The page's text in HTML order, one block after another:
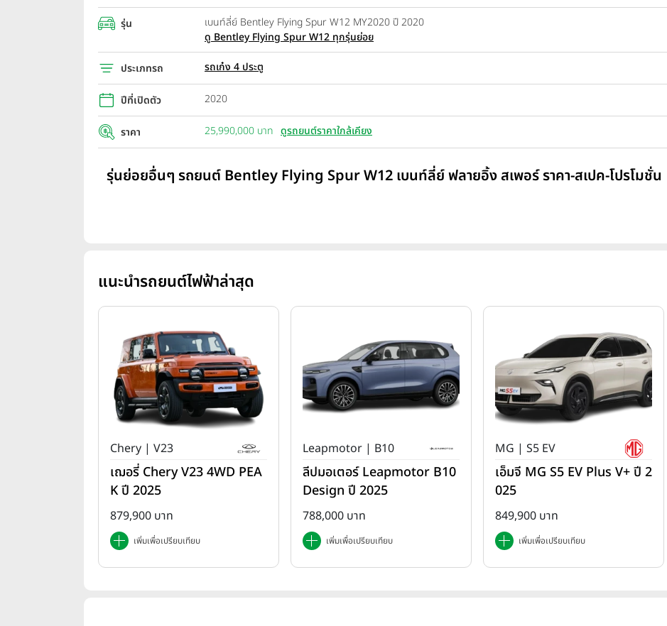
รุ่น
เบนท์ลี่ย์ Bentley Flying Spur W12 MY2020 ปี 2020
ดู Bentley Flying Spur W12 ทุกรุ่นย่อย
ประเภทรถ รถเก๋ง 4 ประตู
ปีที่เปิดตัว 2020
ราคา 25,990,000 บาท ดูรถยนต์ราคาใกล้เคียง
รุ่นย่อยอื่นๆ รถยนต์ Bentley Flying Spur W12 เบนท์ลี่ย์ ฟลายอิ้ง สเพอร์ ราคา-สเปค-โปรโมชั่น
แนะนำรถยนต์ไฟฟ้าล่าสุด
Chery | V23
เฌอรี่ Chery V23 4WD PEA
K ปี 2025
879,900 บาท
เพิ่มเพื่อเปรียบเทียบ
Leapmotor | B10
ลีปมอเตอร์ Leapmotor B10
Design ปี 2025
788,000 บาท
เพิ่มเพื่อเปรียบเทียบ
MG | S5 EV
เอ็มจี MG S5 EV Plus V+ ปี 2
025
849,900 บาท
เพิ่มเพื่อเปรียบเทียบ